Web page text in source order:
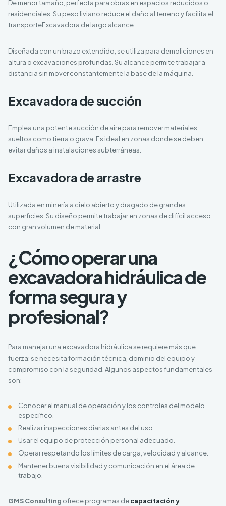
De menor tamaño, perfecta para obras en espacios reducidos o
residenciales. Su peso liviano reduce el daño al terreno y facilita el
transporteExcavadora de largo alcance
Diseñada con un brazo extendido, se utiliza para demoliciones en
altura o excavaciones profundas. Su alcance permite trabajar a
distancia sin mover constantemente la base de la máquina.
Excavadora de succión
Emplea una potente succión de aire para remover materiales
sueltos como tierra o grava. Es ideal en zonas donde se deben
evitar daños a instalaciones subterráneas.
Excavadora de arrastre
Utilizada en minería a cielo abierto y dragado de grandes
superficies. Su diseño permite trabajar en zonas de difícil acceso
con gran volumen de material.
¿Cómo operar una
excavadora hidráulica de
forma segura y
profesional?
Para manejar una excavadora hidráulica se requiere más que
fuerza: se necesita formación técnica, dominio del equipo y
compromiso con la seguridad. Algunos aspectos fundamentales
son:
Conocer el manual de operación y los controles del modelo
específico.
Realizar inspecciones diarias antes del uso.
Usar el equipo de protección personal adecuado.
Operar respetando los límites de carga, velocidad y alcance.
Mantener buena visibilidad y comunicación en el área de
trabajo.
GMS Consulting ofrece programas decapacitación y